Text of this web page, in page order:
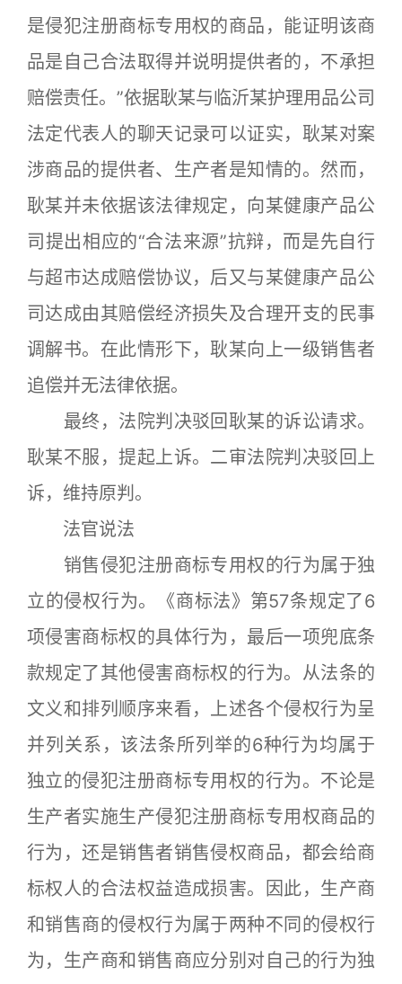
是侵犯注册商标专用权的商品，能证明该商
品是自己合法取得并说明提供者的，不承担
赔偿责任。”依据耿某与临沂某护理用品公司
法定代表人的聊天记录可以证实，耿某对案
涉商品的提供者、生产者是知情的。然而，
耿某并未依据该法律规定，向某健康产品公
司提出相应的“合法来源”抗辩，而是先自行
与超市达成赔偿协议，后又与某健康产品公
司达成由其赔偿经济损失及合理开支的民事
调解书。在此情形下，耿某向上一级销售者
追偿并无法律依据。
最终，法院判决驳回耿某的诉讼请求。
耿某不服，提起上诉。二审法院判决驳回上
诉，维持原判。
法官说法
销售侵犯注册商标专用权的行为属于独
立的侵权行为。《商标法》第57条规定了6
项侵害商标权的具体行为，最后一项兜底条
款规定了其他侵害商标权的行为。从法条的
文义和排列顺序来看，上述各个侵权行为呈
并列关系，该法条所列举的6种行为均属于
独立的侵犯注册商标专用权的行为。不论是
生产者实施生产侵犯注册商标专用权商品的
行为，还是销售者销售侵权商品，都会给商
标权人的合法权益造成损害。因此，生产商
和销售商的侵权行为属于两种不同的侵权行
为，生产商和销售商应分别对自己的行为独